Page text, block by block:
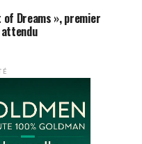
Dreams », premier
attendu